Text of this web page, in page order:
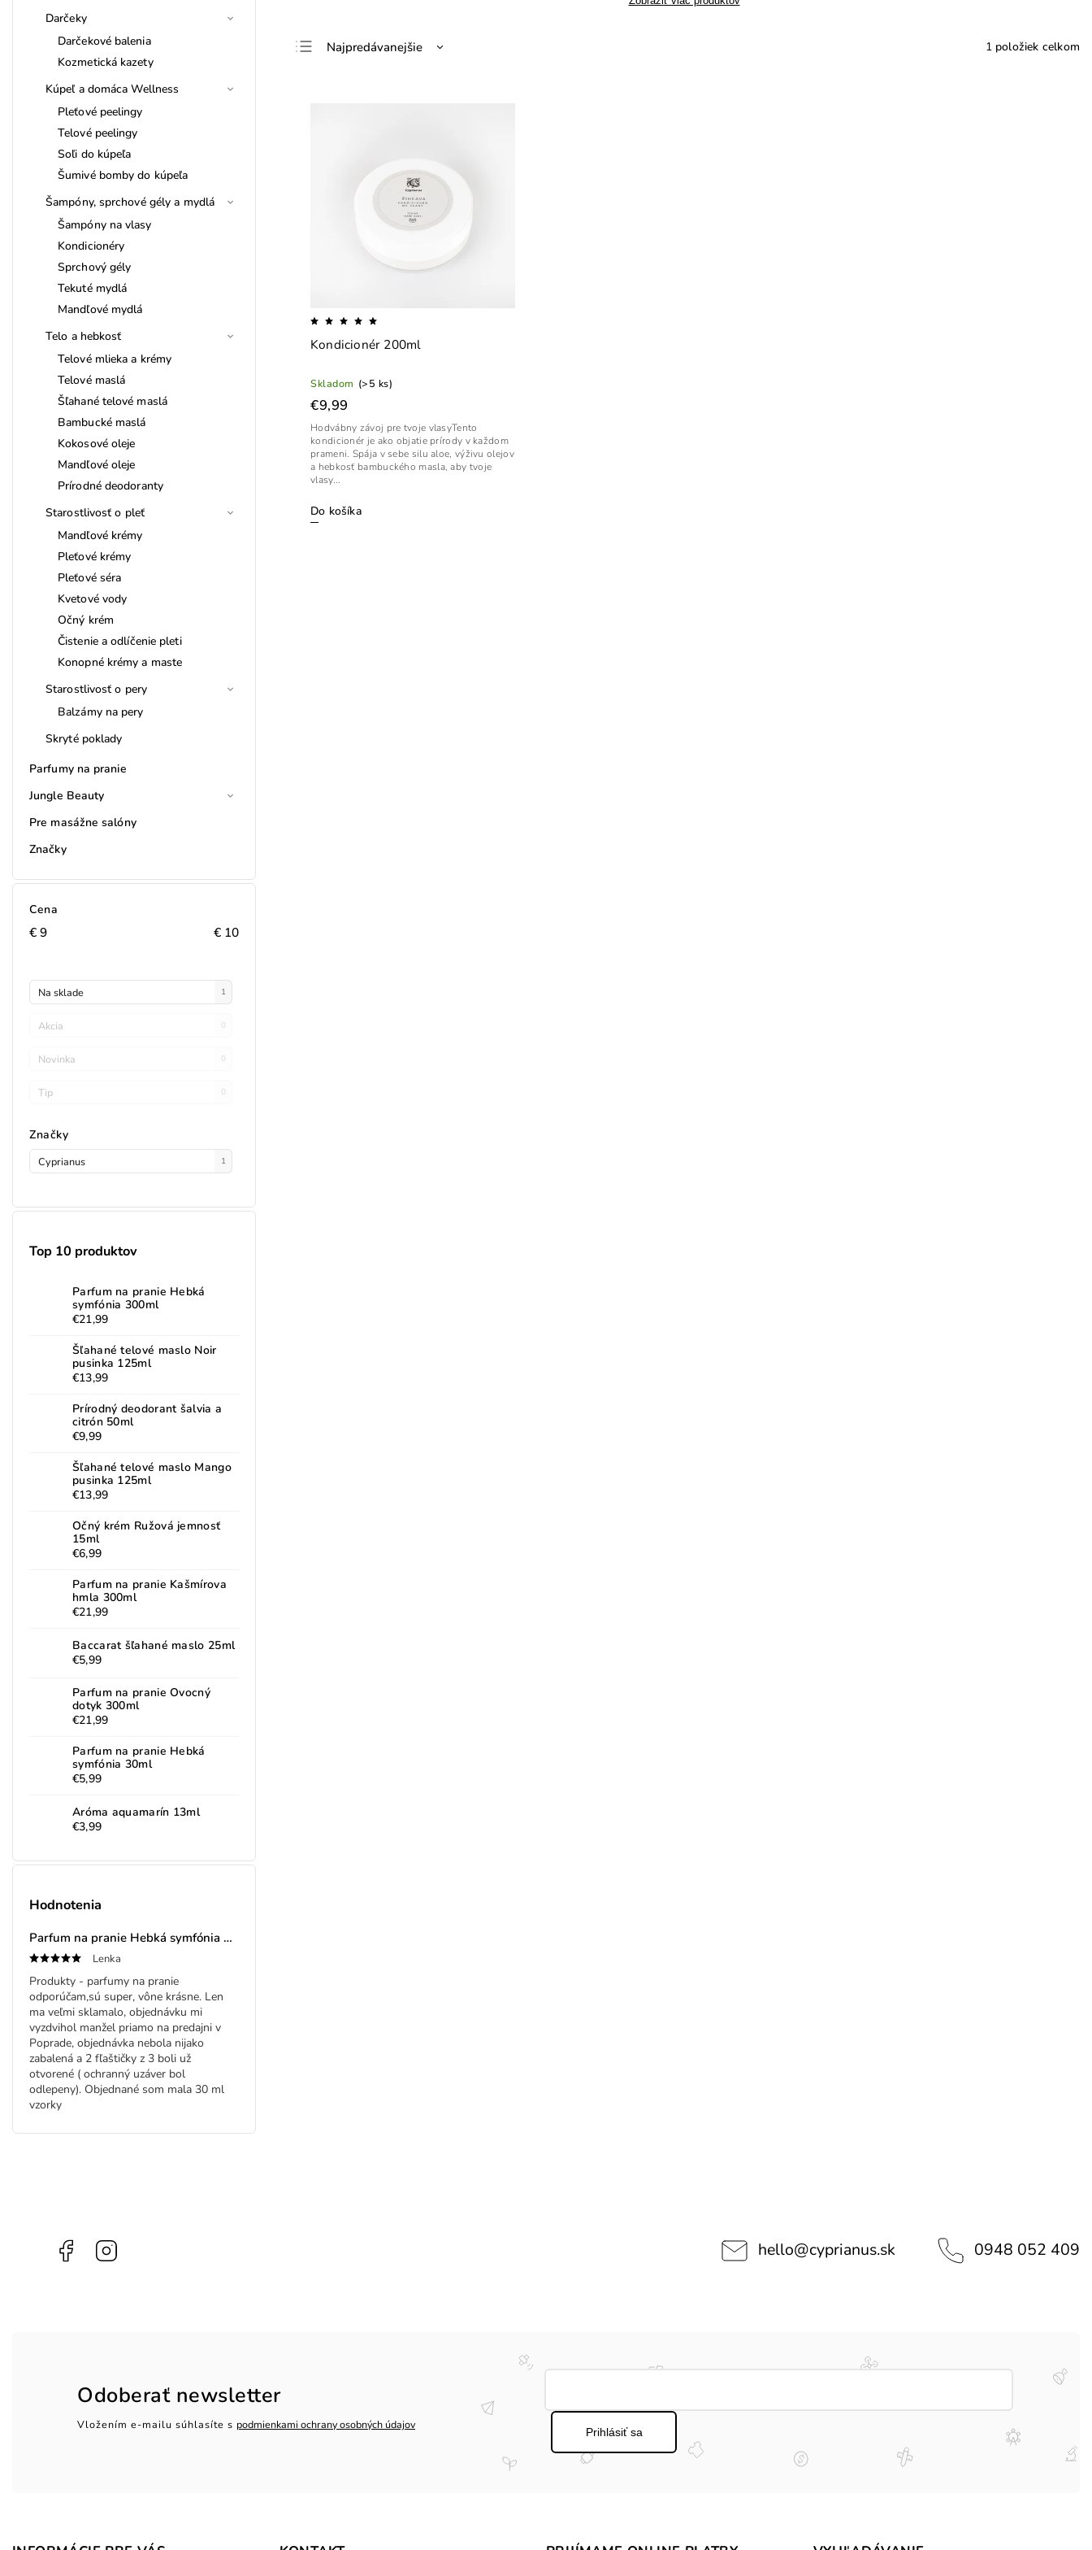
Darčeky
Darčekové balenia
Kozmetická kazety
Kúpeľ a domáca Wellness
Pleťové peelingy
Telové peelingy
Soľi do kúpeľa
Šumivé bomby do kúpeľa
Šampóny, sprchové gély a mydlá
Šampóny na vlasy
Kondicionéry
Sprchový gély
Tekuté mydlá
Mandľové mydlá
Telo a hebkosť
Telové mlieka a krémy
Telové maslá
Šľahané telové maslá
Bambucké maslá
Kokosové oleje
Mandľové oleje
Prírodné deodoranty
Starostlivosť o pleť
Mandľové krémy
Pleťové krémy
Pleťové séra
Kvetové vody
Očný krém
Čistenie a odlíčenie pleti
Konopné krémy a maste
Starostlivosť o pery
Balzámy na pery
Skryté poklady
Parfumy na pranie
Jungle Beauty
Pre masážne salóny
Značky
Cena
€9 € 10
Na sklade 1
Akcia 0
Novinka 0
Tip 0
Značky
Cyprianus 1
Top 10 produktov
Parfum na pranie Hebká
symfónia 300ml
€21,99
Šľahané telové maslo Noir
pusinka 125ml
€13,99
Prírodný deodorant šalvia a
citrón 50ml
€9,99
Šľahané telové maslo Mango
pusinka 125ml
€13,99
Očný krém Ružová jemnosť
15ml
€6,99
Parfum na pranie Kašmírova
hmla 300ml
€21,99
Baccarat šľahané maslo 25ml
€5,99
Parfum na pranie Ovocný
dotyk 300ml
€21,99
Parfum na pranie Hebká
symfónia 30ml
€5,99
Aróma aquamarín 13ml
€3,99
Hodnotenia
Parfum na pranie Hebká symfónia 30ml
Lenka
Produkty - parfumy na pranie
odporúčam,sú super, vône krásne. Len
ma veľmi sklamalo, objednávku mi
vyzdvihol manžel priamo na predajni v
Poprade, objednávka nebola nijako
zabalená a 2 fľaštičky z 3 boli už
otvorené ( ochranný uzáver bol
odlepeny). Objednané som mala 30 ml
vzorky
Najpredávanejšie
1položiek celkom
Kondicionér 200ml
Skladom (>5 ks)
€9,99
Do košíka
Hodvábny závoj pre tvoje vlasyTento
kondicionér je ako objatie prírody v každom
prameni. Spája v sebe silu aloe, výživu olejov
a hebkosť bambuckého masla, aby tvoje
vlasy...
Facebook hello@cyprianus.sk 0948 052 409
Odoberať newsletter
Vložením e-mailu súhlasíte s podmienkami ochrany osobných údajov
Prihlásiť sa